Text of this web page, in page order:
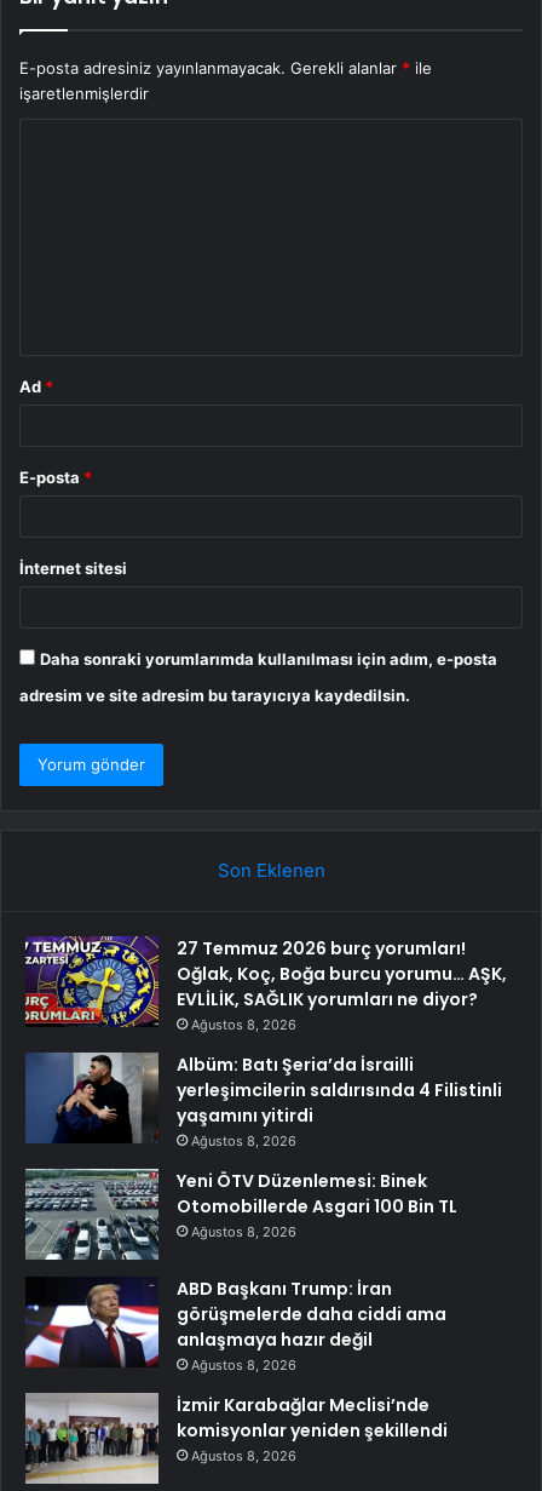
E-posta adresiniz yayınlanmayacak. Gerekli alanlar * ile
işaretlenmişlerdir
Ad *
E-posta *
İnternet sitesi
Daha sonraki yorumlarımda kullanılması için adım, e-posta
adresim ve site adresim bu tarayıcıya kaydedilsin.
Son Eklenen
27 Temmuz 2026 burç yorumları!
Oğlak, Koç, Boğa burcu yorumu… AŞK,
EVLİLİK, SAĞLIK yorumları ne diyor?
Ağustos 8, 2026
Albüm: Batı Şeria’da İsrailli
yerleşimcilerin saldırısında 4 Filistinli
yaşamını yitirdi
Ağustos 8, 2026
Yeni ÖTV Düzenlemesi: Binek
Otomobillerde Asgari 100 Bin TL
Ağustos 8, 2026
ABD Başkanı Trump: İran
görüşmelerde daha ciddi ama
anlaşmaya hazır değil
Ağustos 8, 2026
İzmir Karabağlar Meclisi’nde
komisyonlar yeniden şekillendi
Ağustos 8, 2026